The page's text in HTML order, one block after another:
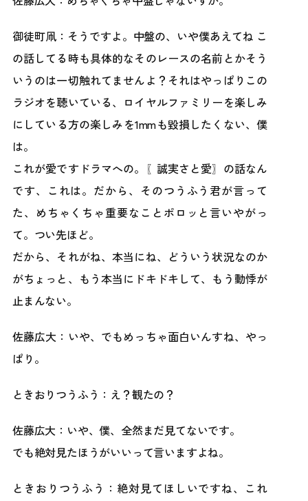
御徒町凧：そうですよ。中盤の、いや僕あえてね こ
の話してる時も具体的なそのレースの名前とかそう
いうのは一切触れてませんよ？それはやっぱりこの
ラジオを聴いている、ロイヤルファミリーを楽しみ
にしている方の楽しみを1mmも毀損したくない、僕
は。
これが愛ですドラマへの。〖誠実さと愛〗の話なん
です、これは。だから、そのつうふう君が言って
た、めちゃくちゃ重要なことポロッと言いやがっ
て。つい先ほど。
だから、それがね、本当にね、どういう状況なのか
がちょっと、もう本当にドキドキして、もう動悸が
止まんない。
佐藤広大：いや、でもめっちゃ面白いんすね、やっ
ぱり。
ときおりつうふう：え？観たの？
佐藤広大：いや、僕、全然まだ見てないです。
でも絶対見たほうがいいって言いますよね。
ときおりつうふう：絶対見てほしいですね、これ